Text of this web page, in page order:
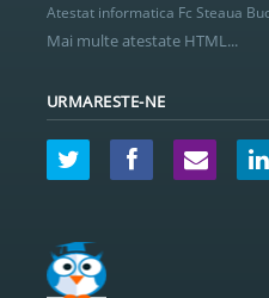
Atestat informatica Fc Steaua
Mai multe atestate HTML...
URMARESTE-NE